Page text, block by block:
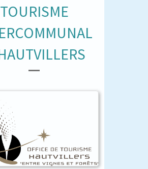
TOURISME